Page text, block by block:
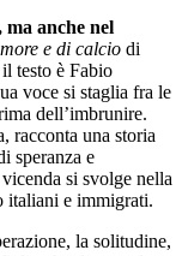
ma anche nel
e di calcio di
testo è Fabio
voce si staglia fra le
dell’imbrunire.
racconta una storia
speranza e
si svolge nella
italiani e immigrati.
la solitudine,